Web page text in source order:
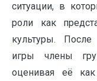
ситуации, в
роли как
культуры.
игры члены
оценивая её